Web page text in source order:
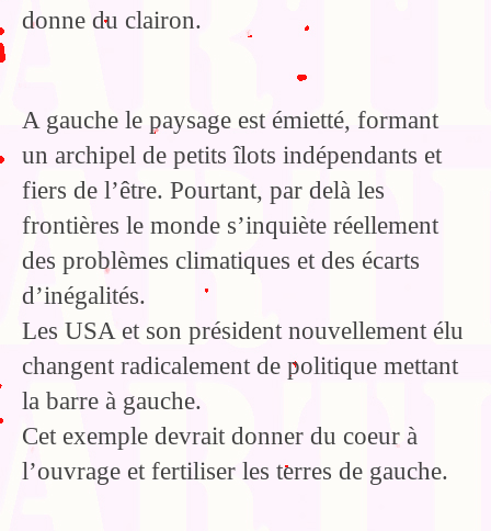
donne du clairon.
A gauche le paysage est émietté, formant
un archipel de petits îlots indépendants et
fiers de l’être. Pourtant, par delà les
frontières le monde s’inquiète réellement
des problèmes climatiques et des écarts
d’inégalités.
Les USA et son président nouvellement élu
changent radicalement de politique mettant
la barre à gauche.
Cet exemple devrait donner du coeur à
l’ouvrage et fertiliser les terres de gauche.